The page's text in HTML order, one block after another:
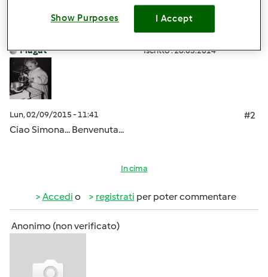
Accedio registrati per poter commentare
Magat Iscritto : 26.03.2014
Lun, 02/09/2015 - 11:41
#2
Ciao Simona... Benvenuta...
In cima
Accedi o registrati per poter commentare
Anonimo (non verificato)
Show Purposes I Accept